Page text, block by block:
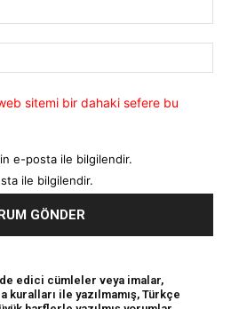
sitemi bir dahaki sefere bu
e-posta ile bilgilendir.
ile bilgilendir.
edici cümleler veya imalar,
kuralları ile yazılmamış, Türkçe